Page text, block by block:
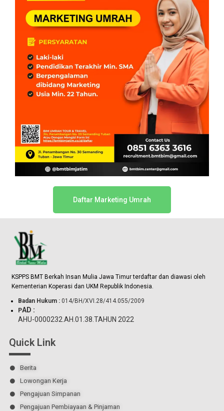
Daftar Marketing Umrah
KSPPS BMT Berkah Insan Mulia Jawa Timur terdaftar dan diawasi oleh
Kementerian Koperasi dan UKM Republik Indonesia
Badan Hukum : 014/BH/XVI.28/414.055/2009
PAD :
AHU-0000232.AH.01.38.TAHUN 2022
Quick Link
Berita
Lowongan Kerja
Pengajuan Simpanan
Pengajuan Pembiayaan & Pinjaman